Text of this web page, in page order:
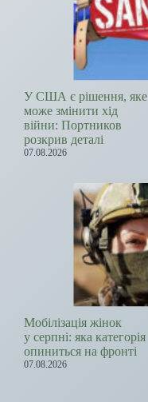
У США є рішення, яке
може змінити хід
війни: Портников
розкрив деталі
07.08.2026
Мобілізація жінок
у серпні: яка категорія
опиниться на фронті
07.08.2026